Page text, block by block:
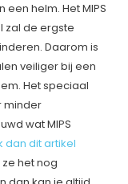
een helm. Het MIPS
zal de ergste
Daarom is
veiliger bij een
Het speciaal
minder
wat MIPS
dan dit artikel
het nog